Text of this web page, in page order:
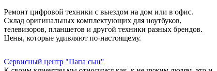
Ремонт цифровой техники с выездом на дом или в офис.
Склад оригинальных комплектующих для ноутбуков,
телевизоров, планшетов и другой техники разных брендов.
Цены, которые удивляют по-настоящему.
Сервисный центр "Папа сын"